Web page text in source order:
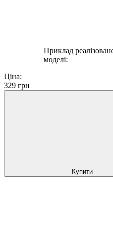
Приклад
моделі:
Ціна:
329 грн
Купити